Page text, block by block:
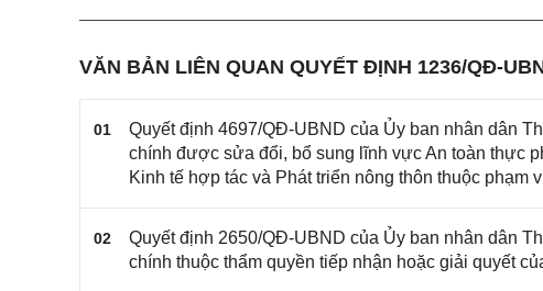
VĂN BẢN LIÊN QUAN QUYẾT ĐỊNH 1236/QĐ-
01
Quyết định 4697/QĐ-UBND của Ủy ban nhân dân
chính được sửa đổi, bổ sung lĩnh vực An toàn thực
Kinh tế hợp tác và Phát triển nông thôn thuộc
02
Quyết định 2650/QĐ-UBND của Ủy ban nhân dân
chính thuộc thẩm quyền tiếp nhận hoặc giải quyết